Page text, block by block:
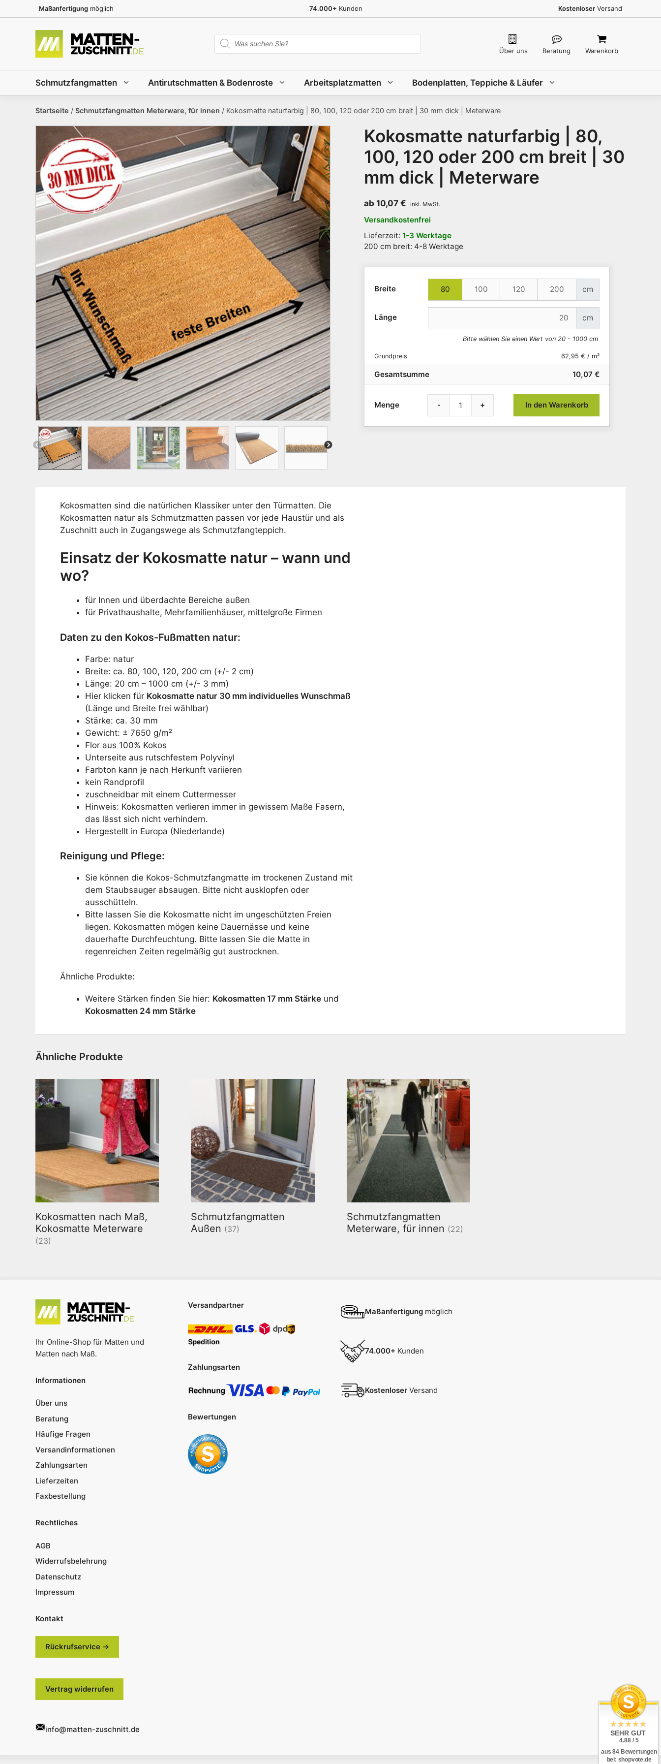
Inhalt
Maßanfertigung möglich 74.000+ Kunden Kostenloser Versand
Über uns Beratung Warenkorb
Products
search
Schmutzfangmatten Antirutschmatten & Bodenroste Arbeitsplatzmatten Bodenplatten, Teppiche & Läufer
Startseite / Schmutzfangmatten Meterware, für innen / Kokosmatte naturfarbig | 80, 100, 120 oder 200 cm breit | 30 mm dick | Meterware
Previous Next
Kokosmatte naturfarbig | 80,
100, 120 oder 200 cm breit | 30
mm dick | Meterware
ab 10,07 €
Versandkostenfrei
Lieferzeit: 1-3 Werktage
200 cm breit: 4-8 Werktage
Breite 80 100 120 200 cm
Länge cm
Bitte wählen Sie einen Wert von 20 - 1000 cm
Grundpreis 62,95 € / m²
Gesamtsumme 10,07 €
-
Kokosmatte
200
+ In den Warenkorb
Kokosmatten sind die natürlichen Klassiker unter den Türmatten. Die
Kokosmatten natur als Schmutzmatten passen vor jede Haustür und als
Zuschnitt auch in Zugangswege als Schmutzfangteppich.
Einsatz der Kokosmatte natur – wann und
wo?
für Innen und überdachte Bereiche außen
für Privathaushalte, Mehrfamilienhäuser, mittelgroße Firmen
Daten zu den Kokos-Fußmatten natur:
Farbe: natur
Breite: ca. 80, 100, 120, 200 cm (+/- 2 cm)
Länge: 20 cm – 1000 cm (+/- 3 mm)
Hier klicken für Kokosmatte natur 30 mm individuelles Wunschmaß
(Länge und Breite frei wählbar)
Stärke: ca. 30 mm
Gewicht: ± 7650 g/m²
Flor aus 100% Kokos
Unterseite aus rutschfestem Polyvinyl
Farbton kann je nach Herkunft variieren
kein Randprofil
zuschneidbar mit einem Cuttermesser
Hinweis: Kokosmatten verlieren immer in gewissem Maße Fasern,
das lässt sich nicht verhindern.
Hergestellt in Europa (Niederlande)
Reinigung und Pflege:
Sie können die Kokos-Schmutzfangmatte im trockenen Zustand mit
dem Staubsauger absaugen. Bitte nicht ausklopfen oder
ausschütteln.
Bitte lassen Sie die Kokosmatte nicht im ungeschützten Freien
liegen. Kokosmatten mögen keine Dauernässe und keine
dauerhafte Durchfeuchtung. Bitte lassen Sie die Matte in
regenreichen Zeiten regelmäßig gut austrocknen.
Ähnliche Produkte:
Weitere Stärken finden Sie hier: Kokosmatten 17 mm Stärke und
Kokosmatten 24 mm Stärke
Ähnliche Produkte
Kokosmatten nach Maß,
Kokosmatte Meterware
(23)
Schmutzfangmatten
Außen (37)
Schmutzfangmatten
Meterware, für innen (22)
Ihr Online-Shop für Matten und
Matten nach Maß.
Informationen
Über uns
Beratung
Häufige Fragen
Versandinformationen
Zahlungsarten
Lieferzeiten
Faxbestellung
Rechtliches
AGB
Widerrufsbelehrung
Datenschutz
Impressum
Kontakt
Rückrufservice →
Vertrag widerrufen
info@matten-zuschnitt.de
Versandpartner
Zahlungsarten
Bewertungen
Maßanfertigung möglich
74.000+ Kunden
Kostenloser Versand
SEHR GUT
4.88 / 5
aus 84 Bewertungen
bei: shopvote.de